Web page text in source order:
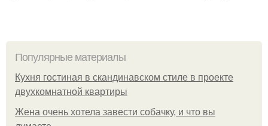
Популярные материалы
Кухня гостиная в скандинавском стиле в проекте
двухкомнатной квартиры
Жена очень хотела завести собачку, и что вы